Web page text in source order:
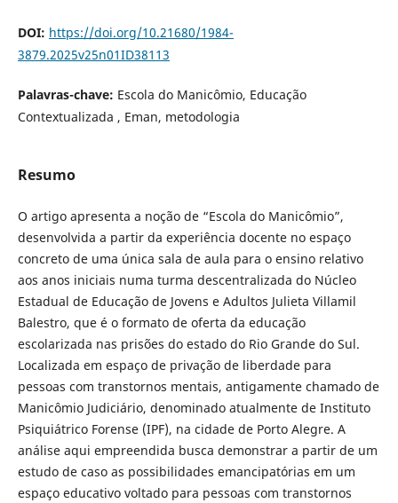
DOI: https://doi.org/10.21680/1984-
3879.2025v25n01ID38113
Palavras-chave: Escola do Manicômio, Educação
Contextualizada , Eman, metodologia
Resumo
O artigo apresenta a noção de “Escola do Manicômio”,
desenvolvida a partir da experiência docente no espaço
concreto de uma única sala de aula para o ensino relativo
aos anos iniciais numa turma descentralizada do Núcleo
Estadual de Educação de Jovens e Adultos Julieta Villamil
Balestro, que é o formato de oferta da educação
escolarizada nas prisões do estado do Rio Grande do Sul.
Localizada em espaço de privação de liberdade para
pessoas com transtornos mentais, antigamente chamado de
Manicômio Judiciário, denominado atualmente de Instituto
Psiquiátrico Forense (IPF), na cidade de Porto Alegre. A
análise aqui empreendida busca demonstrar a partir de um
estudo de caso as possibilidades emancipatórias em um
espaço educativo voltado para pessoas com transtornos